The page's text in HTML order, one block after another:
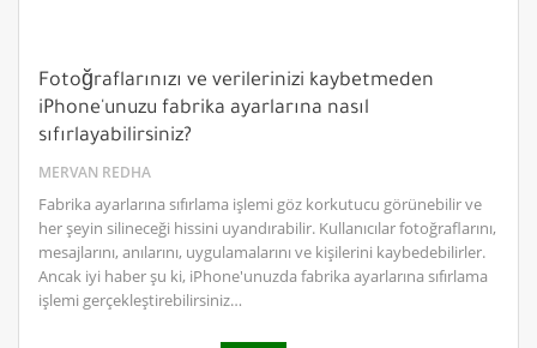
Fotoğraflarınızı ve verilerinizi kaybetmeden
iPhone'unuzu fabrika ayarlarına nasıl
sıfırlayabilirsiniz?
MERVAN REDHA
Fabrika ayarlarına sıfırlama işlemi göz korkutucu görünebilir ve
her şeyin silineceği hissini uyandırabilir. Kullanıcılar fotoğraflarını,
mesajlarını, anılarını, uygulamalarını ve kişilerini kaybedebilirler.
Ancak iyi haber şu ki, iPhone'unuzda fabrika ayarlarına sıfırlama
işlemi gerçekleştirebilirsiniz…